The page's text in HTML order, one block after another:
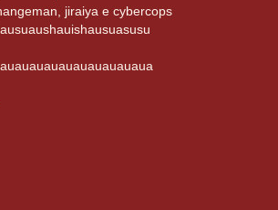
jiraiya e cybercops